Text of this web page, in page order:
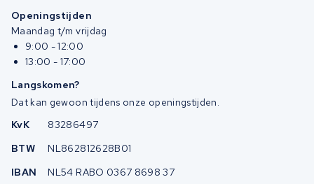
Openingstijden
Maandag t/m vrijdag
9:00 - 12:00
13:00 - 17:00
Langskomen?
Dat kan gewoon tijdens onze openingstijden.
KvK
83286497
BTW
NL862812628B01
IBAN
NL54 RABO 0367 8698 37